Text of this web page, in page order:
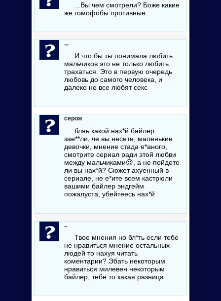
...Вы чем смотрели? Боже какие
же гомофобы противные
...
И что бы ты понимала любить
мальчиков это не только любить
трахаться. Это в первую очередь
любовь до самого человека, и
далеко не все любят секс
серож
бляь какой нах*й байлер
зае**ли , че вы несете, маленькие
девочки, мнение стада е*аного
смотрите сериал ради этой любви
между мальчиками😍 , а не пойдете
ли вы нах*й? Сюжет ахуенный в
сериале, не е*ите всем кастрюли
вашими байлер эндгейм
пожалуста, убейтеесь нах*й
..
Твое мнения но бл*ть если тебе
не нравиться мнение остальных
людей то нахуя читать
коментарии? Эбать некоторым
нравиться милевен некоторым
байлер, тебе то какая разница